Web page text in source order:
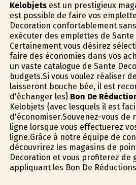
Kelobjetsest un prestigieux
est possible de faire vos
Decoration confortablement
exécuter des emplettes de Sante
Certainement vous désirez
faire des économies dans vos
un vaste catalogue de Sante
budgets.Si vous voulez réaliser
laisseront bouche bée, il est
d'échanger les} Bon De
Kelobjets {avec lesquels il est
d'économiser.Souvenez-vous
ligne lorsque vous effectuerez
ligne.Grâce à notre équipe de
découvrirez les magasins de
Decoration et vous profiterez de
appliquant les Bon De